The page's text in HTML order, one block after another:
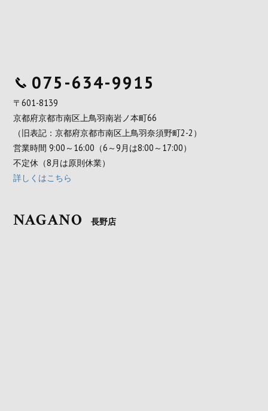
075-634-9915
〒601-8139
京都府京都市南区上鳥羽南岩ノ本町66
（旧表記：京都府京都市南区上鳥羽奈須野町2-2）
営業時間 9:00～16:00（6～9月は8:00～17:00）
不定休（8月は原則休業）
詳しくはこちら
NAGANO 長野店